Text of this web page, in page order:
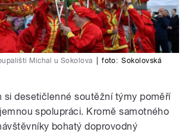
Michal u Sokolova foto: Sokolovská
si desetičlenné soutěžní týmy poměří
spolupráci. Kromě samotného
bohatý doprovodný